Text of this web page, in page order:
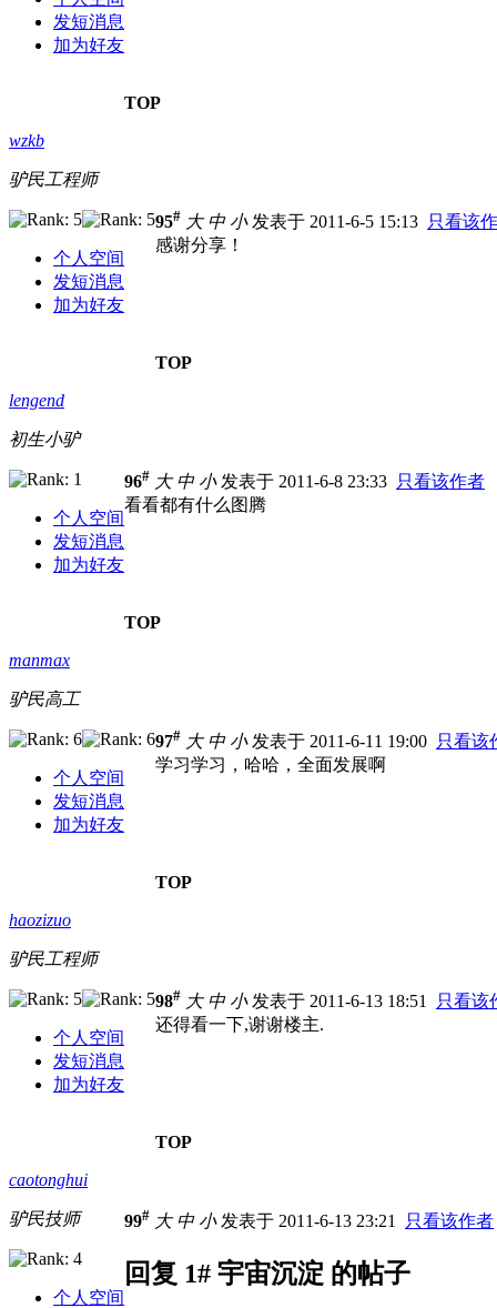
发短消息
加为好友
TOP
wzkb
驴民工程师
个人空间
发短消息
加为好友
95# 大 中 小发表于 2011-6-5 15:13 只看该
感谢分享！
TOP
lengend
初生小驴
个人空间
发短消息
加为好友
96# 大 中 小发表于 2011-6-8 23:33 只看该作者
看看都有什么图腾
TOP
manmax
驴民高工
个人空间
发短消息
加为好友
97# 大 中 小发表于 2011-6-11 19:00 只看该
学习学习，哈哈，全面发展啊
TOP
haozizuo
驴民工程师
个人空间
发短消息
加为好友
98# 大 中 小发表于 2011-6-13 18:51
只看该
还得看一下,谢谢楼主.
TOP
caotonghui
驴民技师
个人空间
99# 大 中 小发表于 2011-6-13 23:21 只看该作者
回复 1# 宇宙沉淀 的帖子